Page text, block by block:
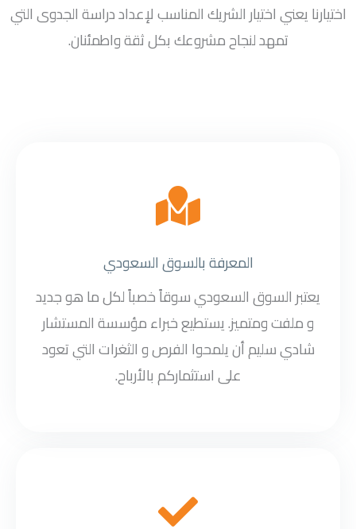
اختيارنا يعني اختيار الشريك المناسب لإعداد دراسة الجدوى التي
تمهد لنجاح مشروعك بكل ثقة واطمئنان.
المعرفة بالسوق السعودي
يعتبر السوق السعودي سوقاً خصباً لكل ما هو جديد
و ملفت ومتميز. يستطيع خبراء مؤسسة المستشار
شادي سليم أن يلمحوا الفرص و الثغرات التي تعود
على استثماركم بالأرباح.